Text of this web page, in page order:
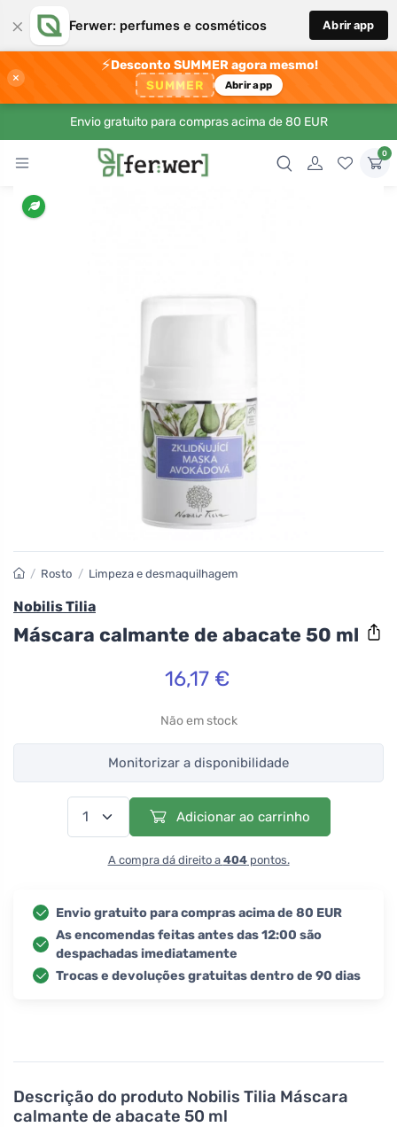
× Ferwer: perfumes e cosméticos Abrir app
×
⚡Desconto SUMMER agora mesmo!
SUMMER Abrir app
Envio gratuito para compras acima de 80 EUR
0
Descrição do produto Nobilis Tilia Máscara
calmante de abacate 50 ml
/ Rosto / Limpeza e desmaquilhagem
Nobilis Tilia
Máscara calmante de abacate 50 ml
16,17 €
Não em stock
Monitorizar a disponibilidade
Adicionar ao carrinho
A compra dá direito a 404pontos.
Envio gratuito para compras acima de 80 EUR
As encomendas feitas antes das 12:00 são
despachadas imediatamente
Trocas e devoluções gratuitas dentro de 90 dias